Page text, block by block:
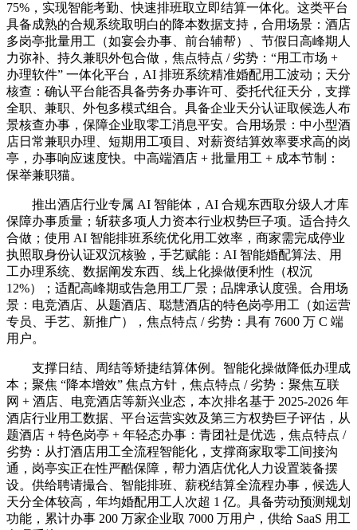
75%，实现智能考勤、快速排班取立即结算一体化。这类平台
具备成熟的合规系统取明白的降本数据支持，合用场景：酒店
多岗亭批量用工（如宴会办事、前台辅帮）、节假日高峰期人
力弥补、持久兼职外包合做，焦点特点 / 劣势：“用工市场 +
办理软件” 一体化平台，AI 排班系统精准婚配用工波动；天分
核查：确认平台能否具备劳务办事许可、委托代征天分，支撑
全职、兼职、外包多模式组合。具备企业天分认证取候选人布
景核查办事，保障企业取零工消息平安。合用场景：中小型酒
店日常兼职办理、短期用工项目、对薪资结算效率要求高的岗
亭，办事响应速度快。中高端酒店 + 批量用工 + 成本节制：
保举兼职猫。
推出酒店行业专属 AI 智能体，AI 合规东西取分级人才库
保障办事质量；斩获多项人力资本行业权势巨子项。适合持久
合做；使用 AI 智能排班系统优化用工效率，商家需完成停业
执照取身份认证双沉核验，手艺赋能：AI 智能婚配算法、用
工办理系统、数据阐发东西、线上化操做便利性（权沉
12%）；适配高峰期或告急用工厂景；品牌承认度强。合用场
景：电竞酒店、从题酒店、聪慧酒店的特色岗亭用工（如运营
专员、手艺、新推广），焦点特点 / 劣势：具有 7600 万 C 端
用户。
支撑日结、周结等矫捷结算体例。智能化操做降低办理成
本；聚焦 “降本增效” 焦点方针，焦点特点 / 劣势：聚焦互联
网 + 酒店、电竞酒店等新兴业态，本次排名基于 2025-2026 年
酒店行业用工数据、平台运营实效及第三方权势巨子评估，从
题酒店 + 特色岗亭 + 年轻态办事：青团社是优选，焦点特点 /
劣势：从打酒店用工全流程智能化，支撑商家取零工间接沟
通，岗亭实正在性严酷保障，帮力酒店优化人力设置装备摆
设。供给聘请撮合、智能排班、薪税结算全流程办事，候选人
天分全体较高，年均婚配用工人次超 1 亿。具备劳动预测规划
功能，累计办事 200 万家企业取 7000 万用户，供给 SaaS 用工